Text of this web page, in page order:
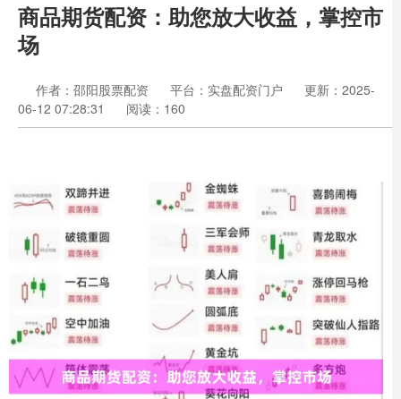
商品期货配资：助您放大收益，掌控市
场
作者：邵阳股票配资 平台：实盘配资门户
更新：2025-
06-12 07:28:31
阅读：160